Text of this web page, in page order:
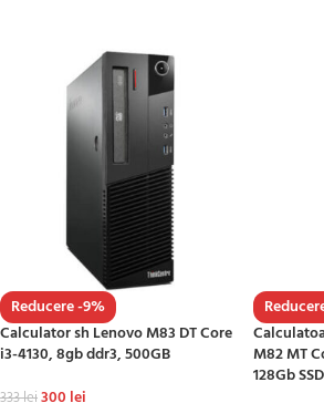
Reducere -9%
Calculator sh Lenovo M83 DT Core
i3-4130, 8gb ddr3, 500GB
M82 MT
128Gb SSD